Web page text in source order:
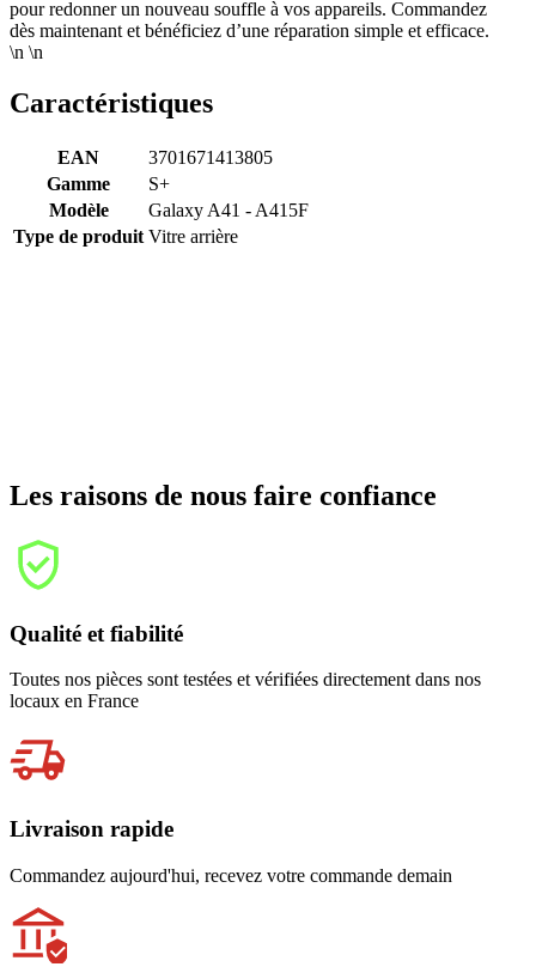
pour redonner un nouveau souffle à vos appareils. Commandez
dès maintenant et bénéficiez d’une réparation simple et efficace.
\n \n
Caractéristiques
EAN
3701671413805
Gamme
S+
Modèle
Galaxy A41 - A415F
Type de produit Vitre arrière
Les raisons de nous faire confiance
Qualité et fiabilité
Toutes nos pièces sont testées et vérifiées directement dans nos
locaux en France
Livraison rapide
Commandez aujourd'hui, recevez votre commande demain